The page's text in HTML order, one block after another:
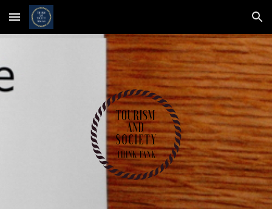
Skip to main content Skip to navigation